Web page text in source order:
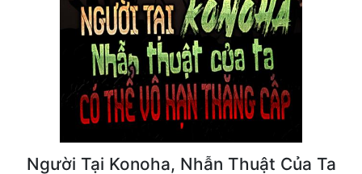
Truyện Nhập Môn
Cung Đấu
Người Tại Konoha, Nhẫn Thuật Của Ta